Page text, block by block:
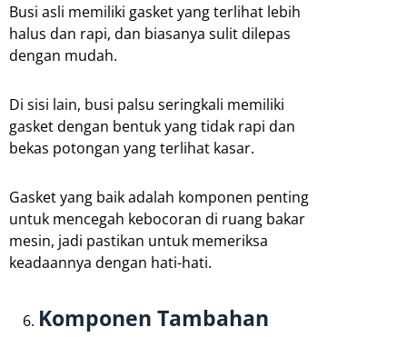
Busi asli memiliki gasket yang terlihat lebih
halus dan rapi, dan biasanya sulit dilepas
dengan mudah.
Di sisi lain, busi palsu seringkali memiliki
gasket dengan bentuk yang tidak rapi dan
bekas potongan yang terlihat kasar.
Gasket yang baik adalah komponen penting
untuk mencegah kebocoran di ruang bakar
mesin, jadi pastikan untuk memeriksa
keadaannya dengan hati-hati.
Komponen Tambahan